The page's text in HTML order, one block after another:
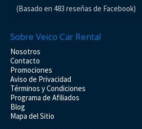
(Basado en 483 reseñas de Facebook)
Sobre Veico Car Rental
Nosotros
Contacto
Promociones
Aviso de Privacidad
Términos y Condiciones
Programa de Afiliados
Blog
Mapa del Sitio